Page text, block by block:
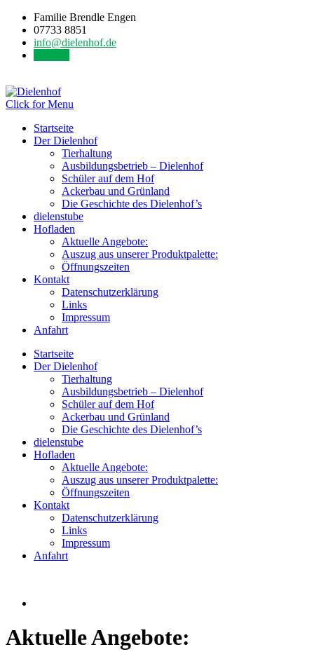
Familie Brendle Engen
07733 8851
info@dielenhof.de
Click for Menu
Startseite
Der Dielenhof
Tierhaltung
Ausbildungsbetrieb – Dielenhof
Schüler auf dem Hof
Ackerbau und Grünland
Die Geschichte des Dielenhof’s
dielenstube
Hofladen
Aktuelle Angebote:
Auszug aus unserer Produktpalette:
Öffnungszeiten
Kontakt
Datenschutzerklärung
Links
Impressum
Anfahrt
Startseite
Der Dielenhof
Tierhaltung
Ausbildungsbetrieb – Dielenhof
Schüler auf dem Hof
Ackerbau und Grünland
Die Geschichte des Dielenhof’s
dielenstube
Hofladen
Aktuelle Angebote:
Auszug aus unserer Produktpalette:
Öffnungszeiten
Kontakt
Datenschutzerklärung
Links
Impressum
Anfahrt
Aktuelle Angebote: